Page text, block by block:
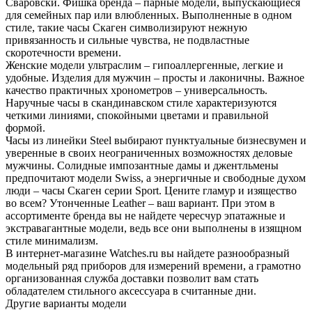
для семейных пар или влюбленных. Выполненные в одном
стиле, такие часы Скаген символизируют нежную
привязанность и сильные чувства, не подвластные
скоротечности времени.
Женские модели ультраслим – гипоаллергенные, легкие и
удобные. Изделия для мужчин – просты и лаконичны. Важное
качество практичных хронометров – универсальность.
Наручные часы в скандинавском стиле характеризуются
четкими линиями, спокойными цветами и правильной
формой.
Часы из линейки Steel выбирают пунктуальные бизнесвумен и
уверенные в своих неограниченных возможностях деловые
мужчины. Солидные импозантные дамы и джентльмены
предпочитают модели Swiss, а энергичные и свободные духом
люди – часы Скаген серии Sport. Цените гламур и изящество
во всем? Утонченные Leather – ваш вариант. При этом в
ассортименте бренда вы не найдете чересчур эпатажные и
экстравагантные модели, ведь все они выполнены в изящном
стиле минимализм.
В интернет-магазине Watches.ru вы найдете разнообразный
модельный ряд приборов для измерений времени, а грамотно
организованная служба доставки позволит вам стать
обладателем стильного аксессуара в считанные дни.
Другие варианты модели